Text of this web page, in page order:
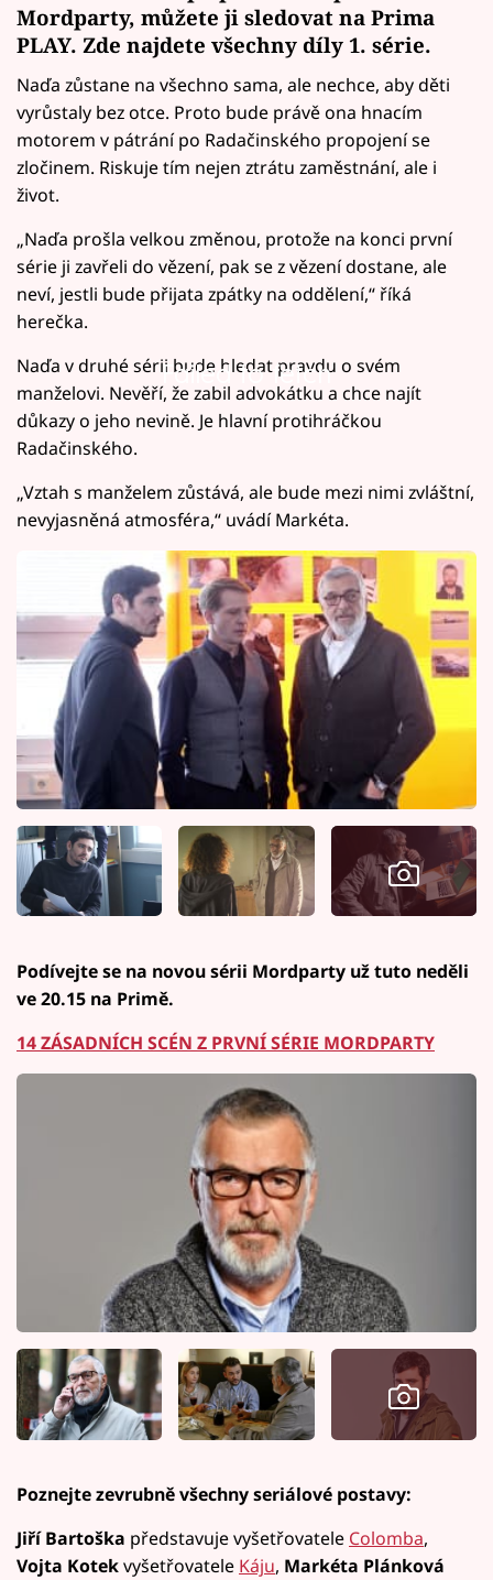
Mordparty, můžete ji sledovat na Prima
PLAY. Zde najdete všechny díly 1. série.
Naďa zůstane na všechno sama, ale nechce, aby děti
vyrůstaly bez otce. Proto bude právě ona hnacím
motorem v pátrání po Radačinského propojení se
zločinem. Riskuje tím nejen ztrátu zaměstnání, ale i
život.
„Naďa prošla velkou změnou, protože na konci první
série ji zavřeli do vězení, pak se z vězení dostane, ale
neví, jestli bude přijata zpátky na oddělení,“ říká
herečka.
Failed to fetch
Naďa v druhé sérii bude hledat pravdu o svém
manželovi. Nevěří, že zabil advokátku a chce najít
důkazy o jeho nevině. Je hlavní protihráčkou
Radačinského.
„Vztah s manželem zůstává, ale bude mezi nimi zvláštní,
nevyjasněná atmosféra,“ uvádí Markéta.
Podívejte se na novou sérii Mordparty už tuto neděli
ve 20.15 na Primě.
14 ZÁSADNÍCH SCÉN Z PRVNÍ SÉRIE MORDPARTY
Poznejte zevrubně všechny seriálové postavy:
Jiří Bartoška představuje vyšetřovatele Colomba,
Vojta Kotekvyšetřovatele Káju, Markéta Plánková